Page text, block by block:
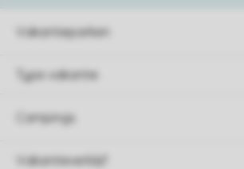
Vakantieparken
Type vakantie
Campings
Vakantieverblijf